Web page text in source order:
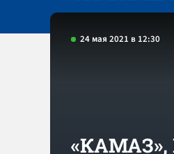
24 мая 2021 в 12:30
«КАМАЗ»,